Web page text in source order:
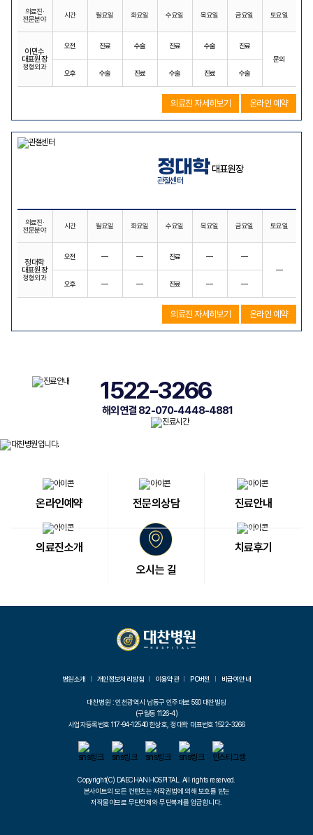
의료진·
전문분야
시간 월요일 화요일 수요일 목요일 금요일 토요일
이민수
대표원장
정형외과
오전 진료 수술 진료 수술
진료
문의
오후
수술 진료 수술 진료 수술
의료진 자세히보기 온라인 예약
정대학대표원장
관절센터
의료진·
전문분야
시간 월요일 화요일 수요일 목요일 금요일 토요일
정대학
대표원장
정형외과
오전 ― ― 진료 ―
―
―
오후
― ― 진료 ― ―
의료진 자세히보기 온라인 예약
1522-3266
해외 연결 82-070-4448-4881
온라인예약 전문의상담 진료안내
의료진소개
오시는 길
치료후기
병원소개 개인정보처리방침 이용약관 PC버전 비급여안내
대찬병원 : 인천광역시 남동구 인주대로 590 대찬빌딩
(구월동 1126-4)
사업자등록번호 117-94-12540 한상호, 정대학 대표번호 1522-3266
Copyright(C) DAECHAN HOSPITAL. All rights reserved.
본사이트의 모든 컨텐츠는 저작권법에 의해 보호를 받는
저작물이므로 무단전제와 무단복제를 엄금합니다.